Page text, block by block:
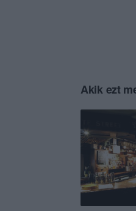
Akik ezt